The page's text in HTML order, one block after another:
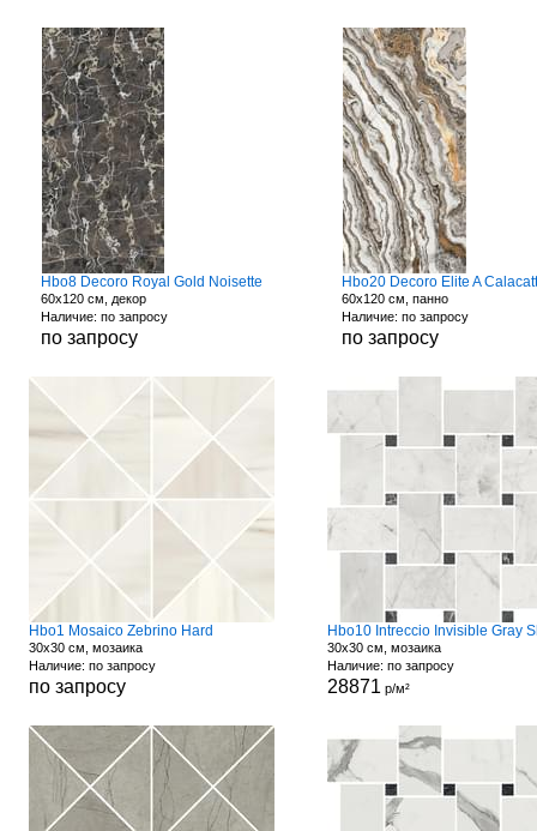
Hbo8 Decoro Royal Gold Noisette
60x120 см, декор
Наличие: по запросу
по запросу
Hbo20 Decoro Elite A
60x120 см, панно
Наличие: по запросу
по запросу
Hbo1 Mosaico Zebrino Hard
30x30 см, мозаика
Наличие: по запросу
по запросу
30x30 см, мозаика
Наличие: по запросу
28871 р/м²